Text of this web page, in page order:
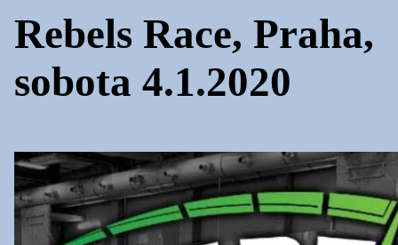
Rebels Race, Praha,
sobota 4.1.2020